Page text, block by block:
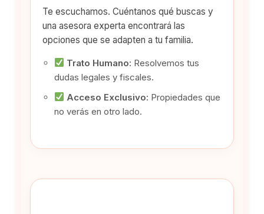
Te escuchamos. Cuéntanos qué buscas y
una asesora experta encontrará las
opciones que se adapten a tu familia.
Trato Humano: Resolvemos tus
dudas legales y fiscales.
Acceso Exclusivo: Propiedades que
no verás en otro lado.